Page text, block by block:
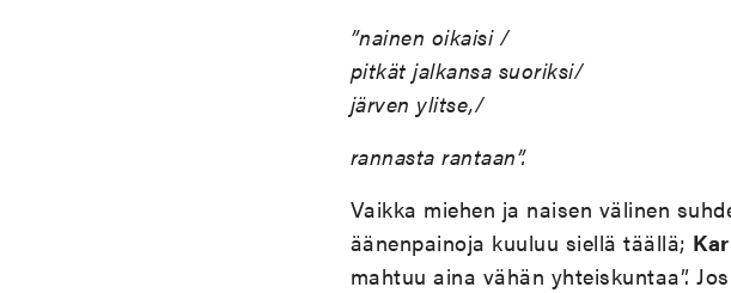
”nainen oikaisi /
pitkät jalkansa suoriksi/
järven ylitse,/
rannasta rantaan”.
Vaikka miehen ja naisen välinen
äänenpainoja kuuluu siellä täällä;
mahtuu aina vähän yhteiskuntaa”.